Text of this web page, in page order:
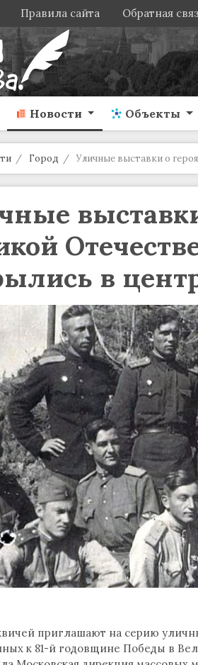
Правила сайта Обратная
Новости Объекты
Город Уличные выставки о
в
приглашают на серию
к 81-й годовщине Победы в